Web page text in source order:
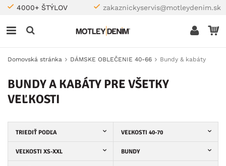
4000+ ŠTÝLOV zakaznickyservis@motleydenim.sk
Domovská stránka DÁMSKE OBLEČENIE 40-66 Bundy & kabáty
BUNDY A KABÁTY PRE VŠETKY
VEĽKOSTI
TRIEDIŤ PODĽA VEĽKOSTI 40-70
VEĽKOSTI XS-XXL BUNDY